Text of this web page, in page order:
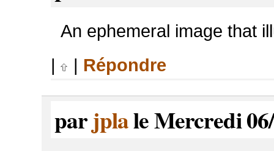
An ephemeral image that
|
| Répondre
parjplale Mercredi